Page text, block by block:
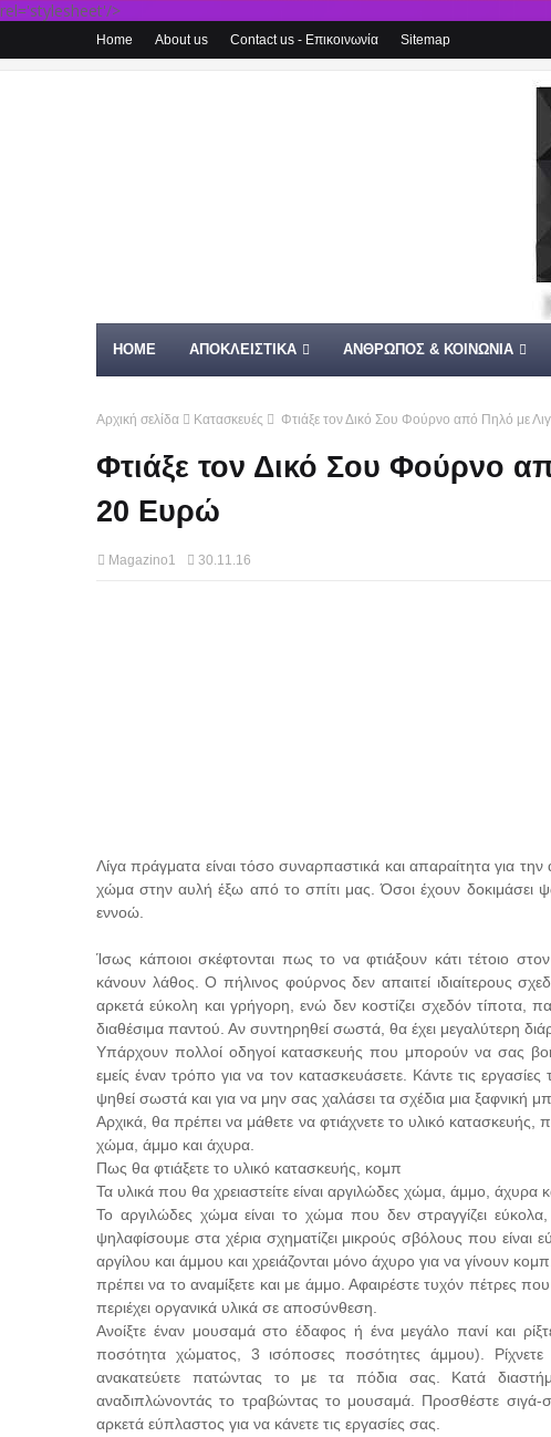
rel='stylesheet'/>
Home About us Contact us - Επικοινωνία Sitemap
HOME ΑΠΟΚΛΕΙΣΤΙΚΑ ΑΝΘΡΩΠΟΣ & ΚΟΙΝΩΝΙΑ
Αρχική σελίδα Κατασκευές Φτιάξε τον Δικό Σου Φούρνο από Πηλό με
Φτιάξε τον Δικό Σου Φούρνο
20 Ευρώ
Magazino1 30.11.16
Λίγα πράγματα είναι τόσο συναρπαστικά και απαραίτητα για
χώμα στην αυλή έξω από το σπίτι μας. Όσοι έχουν δοκιμάσει
εννοώ.
Ίσως κάποιοι σκέφτονται πως το να φτιάξουν κάτι τέτοιο
κάνουν λάθος. Ο πήλινος φούρνος δεν απαιτεί ιδιαίτερους
αρκετά εύκολη και γρήγορη, ενώ δεν κοστίζει σχεδόν τίποτα,
διαθέσιμα παντού. Αν συντηρηθεί σωστά, θα έχει μεγαλύτερη
Υπάρχουν πολλοί οδηγοί κατασκευής που μπορούν να σας
εμείς έναν τρόπο για να τον κατασκευάσετε. Κάντε τις εργασίες
ψηθεί σωστά και για να μην σας χαλάσει τα σχέδια μια ξαφνική
Αρχικά, θα πρέπει να μάθετε να φτιάχνετε το υλικό
χώμα, άμμο και άχυρα.
Πως θα φτιάξετε το υλικό κατασκευής, κομπ
Τα υλικά που θα χρειαστείτε είναι αργιλώδες χώμα, άμμο, άχυρα
Το αργιλώδες χώμα είναι το χώμα που δεν στραγγίζει
ψηλαφίσουμε στα χέρια σχηματίζει μικρούς σβόλους που
αργίλου και άμμου και χρειάζονται μόνο άχυρο για να γίνουν
πρέπει να το αναμίξετε και με άμμο. Αφαιρέστε τυχόν πέτρες
περιέχει οργανικά υλικά σε αποσύνθεση.
Ανοίξτε έναν μουσαμά στο έδαφος ή ένα μεγάλο πανί και
ποσότητα χώματος, 3 ισόποσες ποσότητες άμμου).
ανακατεύετε πατώντας το με τα πόδια σας. Κατά
αναδιπλώνοντάς το τραβώντας το μουσαμά. Προσθέστε σιγά-
αρκετά εύπλαστος για να κάνετε τις εργασίες σας.